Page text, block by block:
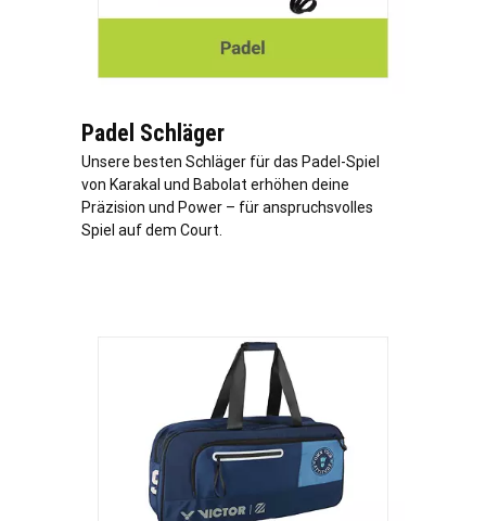
Padel Schläger
Unsere besten Schläger für das Padel-Spiel
von Karakal und Babolat erhöhen deine
Präzision und Power – für anspruchsvolles
Spiel auf dem Court.